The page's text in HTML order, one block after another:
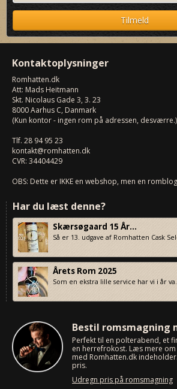
Kontaktoplysninger
Romhatten.dk
Att: Mads Heitmann
Skt. Nicolaus Gade 3, 3. 23
8000Aarhus C, Danmark
(Kun kontor - ingen rom på adressen, desværre.)
Tlf. 28 94 95 23
kontakt@romhatten.dk
CVR: 34404429
OBS: Dette er IKKE en webshop, men en
Har du læst denne?
Skærsøgaard 15 År...
Så er 13. udgave af Romhatten Cask
Årets Rom 2025
Som en ekstra lille service har vi i år
Bestil romsmagning
Perfekt til en polterabend, et
en herrefrokost. Læs mere
med Romhatten.dk
pris.
Udregn pris på romsmagning